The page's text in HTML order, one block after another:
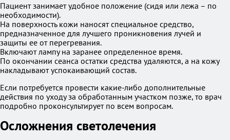
Пациент занимает удобное положение (сидя или лежа – по
необходимости).
На поверхность кожи наносят специальное средство,
предназначенное для лучшего проникновения лучей и
защиты ее от перегревания.
Включают лампу на заранее определенное время.
По окончании сеанса остатки средства удаляются, а на кожу
накладывают успокаивающий состав.
Если потребуется провести какие-либо дополнительные
действия по уходу за обработанным участком позже, то врач
подробно проконсультирует по всем вопросам.
Осложнения светолечения